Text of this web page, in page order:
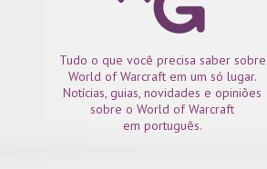
Tudo o que você precisa saber sobre
World of Warcraft em um só lugar.
Notícias, guias, novidades e opiniões
sobre o World of Warcraft
em português.